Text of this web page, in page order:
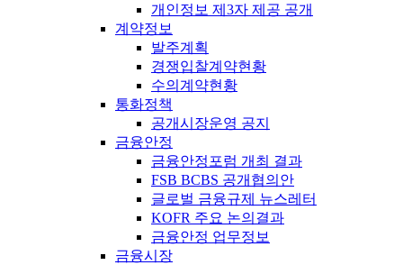
개인정보 제3자 제공 공개
계약정보
발주계획
경쟁입찰계약현황
수의계약현황
통화정책
공개시장운영 공지
금융안정
금융안정포럼 개최 결과
FSB BCBS 공개협의안
글로벌 금융규제 뉴스레터
KOFR 주요 논의결과
금융안정 업무정보
금융시장